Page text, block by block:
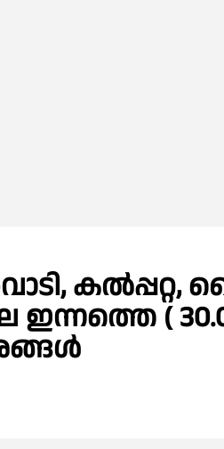
കൽപ്പറ്റ,
(